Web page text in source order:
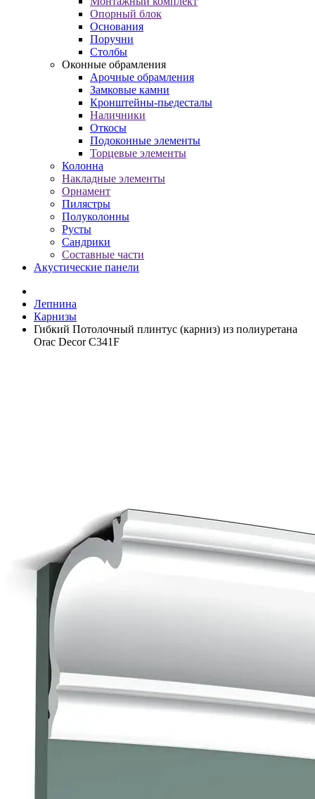
Опорный блок
Основания
Поручни
Столбы
Оконные обрамления
Арочные обрамления
Замковые камни
Кронштейны-пьедесталы
Наличники
Откосы
Подоконные элементы
Торцевые элементы
Колонна
Накладные элементы
Орнамент
Пилястры
Полуколонны
Русты
Сандрики
Составные части
Акустические панели
Лепнина
Карнизы
Гибкий Потолочный плинтус (карниз) из полиуретана
Orac Decor C341F